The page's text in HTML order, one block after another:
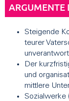
ARGUMENTE
Steigende
teurer
Der
und
mittlere
Sozialwerke